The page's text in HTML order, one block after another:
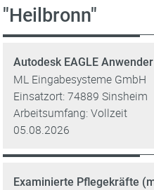
"Heilbronn"
Autodesk EAGLE
ML Eingabesysteme GmbH
Einsatzort: 74889 Sinsheim
Arbeitsumfang: Vollzeit
05.08.2026
Examinierte Pflegekräfte